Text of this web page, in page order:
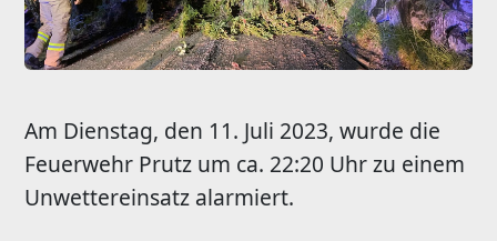
Am Dienstag, den 11. Juli 2023, wurde die
Feuerwehr Prutz um ca. 22:20 Uhr zu einem
Unwettereinsatz alarmiert.